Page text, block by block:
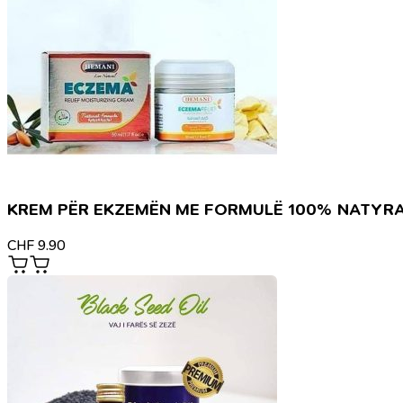
KREM PËR EKZEMËN ME FORMULË 100%
CHF 9.90